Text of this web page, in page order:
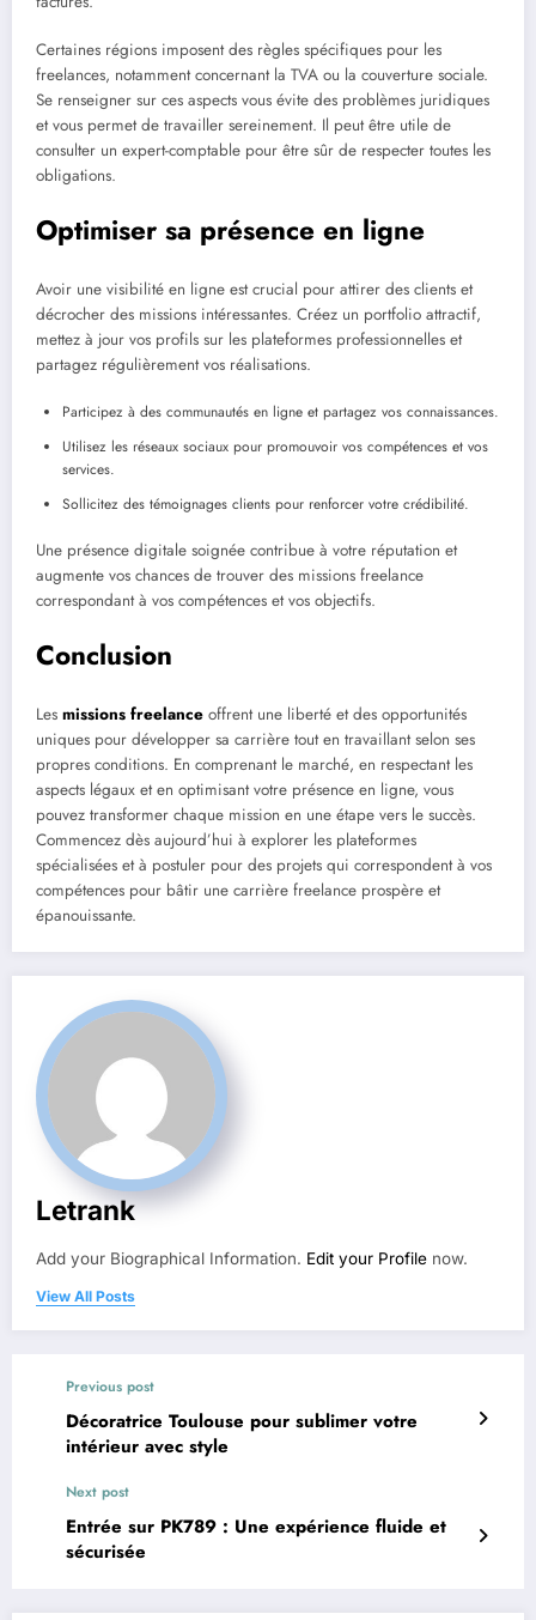
Certaines régions imposent des règles spécifiques pour les
freelances, notamment concernant la TVA ou la couverture sociale.
Se renseigner sur ces aspects vous évite des problèmes juridiques
et vous permet de travailler sereinement. Il peut être utile de
consulter un expert-comptable pour être sûr de respecter toutes les
obligations.
Optimiser sa présence en ligne
Avoir une visibilité en ligne est crucial pour attirer des clients et
décrocher des missions intéressantes. Créez un portfolio attractif,
mettez à jour vos profils sur les plateformes professionnelles et
partagez régulièrement vos réalisations.
Participez à des communautés en ligne et partagez vos connaissances.
Utilisez les réseaux sociaux pour promouvoir vos compétences et vos
services.
Sollicitez des témoignages clients pour renforcer votre crédibilité.
Une présence digitale soignée contribue à votre réputation et
augmente vos chances de trouver des missions freelance
correspondant à vos compétences et vos objectifs.
Conclusion
Les missions freelance offrent une liberté et des opportunités
uniques pour développer sa carrière tout en travaillant selon ses
propres conditions. En comprenant le marché, en respectant les
aspects légaux et en optimisant votre présence en ligne, vous
pouvez transformer chaque mission en une étape vers le succès.
Commencez dès aujourd’hui à explorer les plateformes
spécialisées et à postuler pour des projets qui correspondent à vos
compétences pour bâtir une carrière freelance prospère et
épanouissante.
Letrank
Add your Biographical Information. Edit your Profile now.
View All Posts
Previous post
Décoratrice Toulouse pour sublimer votre
intérieur avec style
Next post
Entrée sur PK789 : Une expérience fluide et
sécurisée